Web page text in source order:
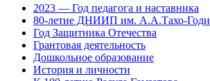
2023 — Год педагога и наставника
80-летие ДНИИП им. А.А.Тахо-Годи
Год Защитника Отечества
Грантовая деятельность
Дошкольное образование
История и личности